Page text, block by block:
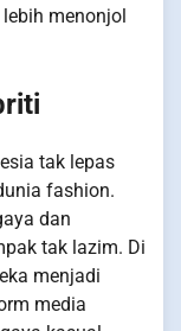
menonjol
tak lepas
fashion.
dan
tak lazim. Di
menjadi
media